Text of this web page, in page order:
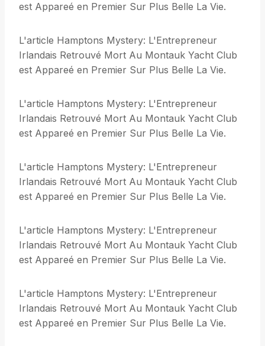
est Appareé en Premier Sur Plus Belle La Vie.
L'article Hamptons Mystery: L'Entrepreneur
Irlandais Retrouvé Mort Au Montauk Yacht Club
est Appareé en Premier Sur Plus Belle La Vie.
L'article Hamptons Mystery: L'Entrepreneur
Irlandais Retrouvé Mort Au Montauk Yacht Club
est Appareé en Premier Sur Plus Belle La Vie.
L'article Hamptons Mystery: L'Entrepreneur
Irlandais Retrouvé Mort Au Montauk Yacht Club
est Appareé en Premier Sur Plus Belle La Vie.
L'article Hamptons Mystery: L'Entrepreneur
Irlandais Retrouvé Mort Au Montauk Yacht Club
est Appareé en Premier Sur Plus Belle La Vie.
L'article Hamptons Mystery: L'Entrepreneur
Irlandais Retrouvé Mort Au Montauk Yacht Club
est Appareé en Premier Sur Plus Belle La Vie.